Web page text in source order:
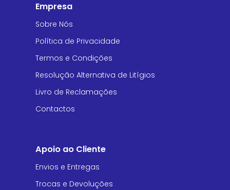
Empresa
Sobre Nós
Política de Privacidade
Termos e Condições
Resolução Alternativa de Litígios
Livro de Reclamações
Contactos
Apoio ao Cliente
Envios e Entregas
Trocas e Devoluções